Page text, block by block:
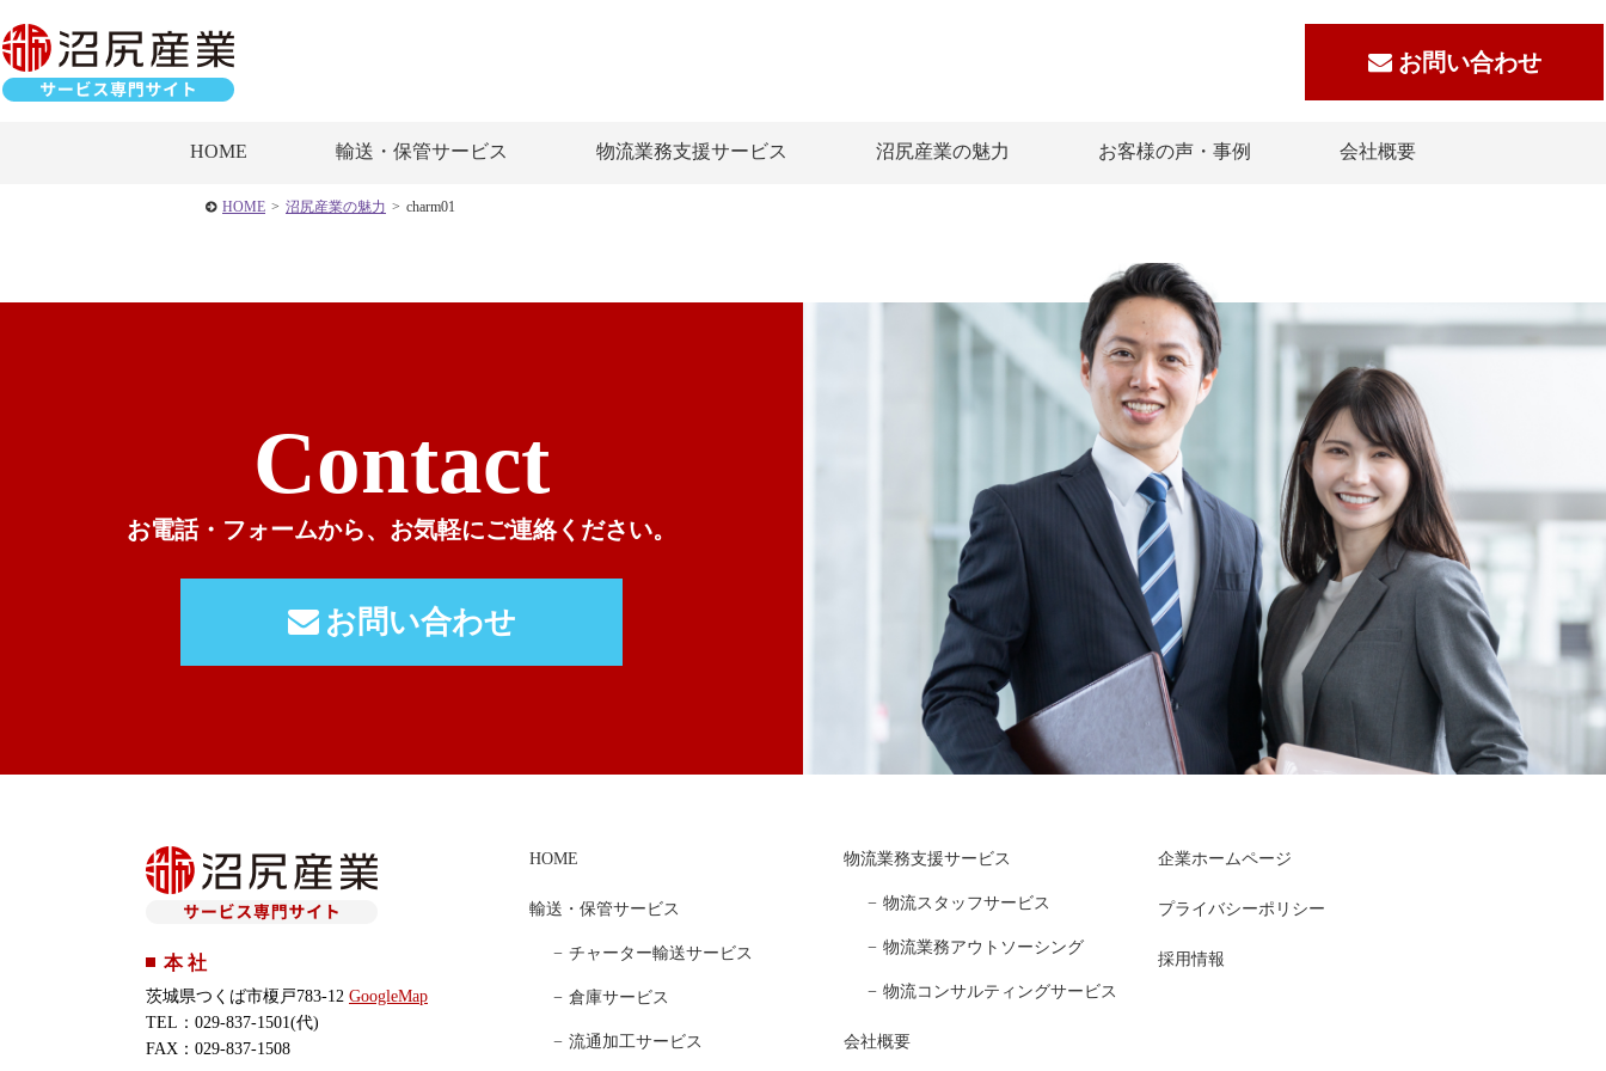
HOME 輸送・保管サービス 物流業務支援サービス 沼尻産業の魅力 お客様の声・事例 会社概要
お問い合わせ
HOME > 沼尻産業の魅力 > charm01
Contact
お電話・フォームから、 お気軽にご連絡ください。
お問い合わせ
HOME
輸送・保管サービス
チャーター輸送サービス
倉庫サービス
流通加工サービス
物流業務支援サービス
物流スタッフサービス
物流業務アウトソーシング
物流コンサルティングサービス
会社概要
企業ホームページ
プライバシーポリシー
採用情報
本 社
茨城県つくば市榎戸783-12 GoogleMap
TEL：029-837-1501(代)
FAX：029-837-1508